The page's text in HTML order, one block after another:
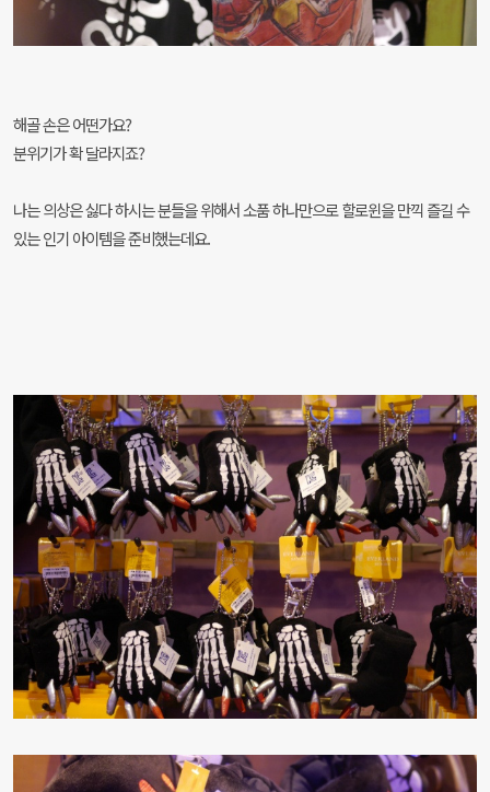
해골 손은 어떤가요?
분위기가 확 달라지죠?
나는 의상은 싫다 하시는 분들을 위해서 소품 하나만으로 할로윈을 만끽 즐길 수
있는 인기 아이템을 준비했는데요.